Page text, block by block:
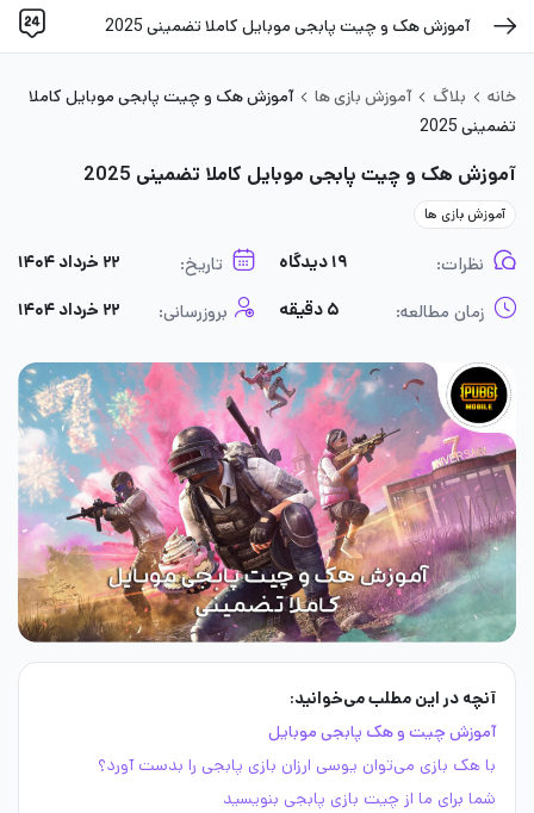
آموزش هک و چیت پابجی موبایل کاملا تضمینی 2025
خانه بلاگ آموزش بازی ها
آموزش هک و چیت پابجی موبایل کاملا
تضمینی 2025
آموزش هک و چیت پابجی موبایل کاملا تضمینی 2025
آموزش بازی ها
نظرات: ۱۹ دیدگاه تاریخ: ۲۲ خرداد ۱۴۰۴
زمان مطالعه: ۵ دقیقه بروزرسانی: ۲۲ خرداد ۱۴۰۴
آنچه در این مطلب می‌خوانید:
آموزش چیت و هک پابجی موبایل
با هک بازی می‌توان یوسی ارزان بازی پابجی را بدست آورد؟
شما برای ما از چیت بازی پابجی بنویسید